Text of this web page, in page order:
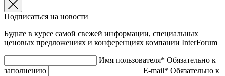
Подписаться на новости
Будьте в курсе самой свежей информации, специальных
ценовых предложениях и конференциях компании InterForum
Имя пользователя* Обязательно к
заполнению
E-mail* Обязательно к